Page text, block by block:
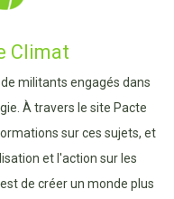
Climat
militants engagés dans
À travers le site Pacte
sur ces sujets, et
et l'action sur les
de créer un monde plus